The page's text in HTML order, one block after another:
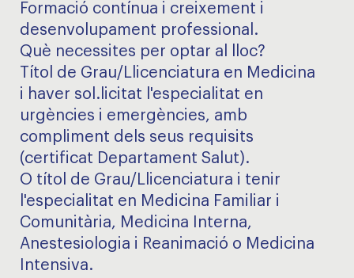
Formació contínua i creixement i
desenvolupament professional.
Què necessites per optar al lloc?
Títol de Grau/Llicenciatura en Medicina
i haver sol.licitat l'especialitat en
urgències i emergències, amb
compliment dels seus requisits
(certificat Departament Salut).
O títol de Grau/Llicenciatura i tenir
l'especialitat en Medicina Familiar i
Comunitària, Medicina Interna,
Anestesiologia i Reanimació o Medicina
Intensiva.